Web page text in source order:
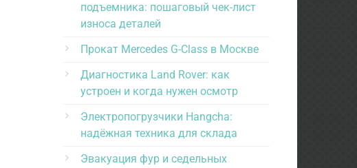
подъемника: пошаговый чек-лист
износа деталей
Прокат Mercedes G-Class в Москве
Диагностика Land Rover: как
устроен и когда нужен осмотр
Электропогрузчики Hangcha:
надёжная техника для склада
Эвакуация фур и седельных